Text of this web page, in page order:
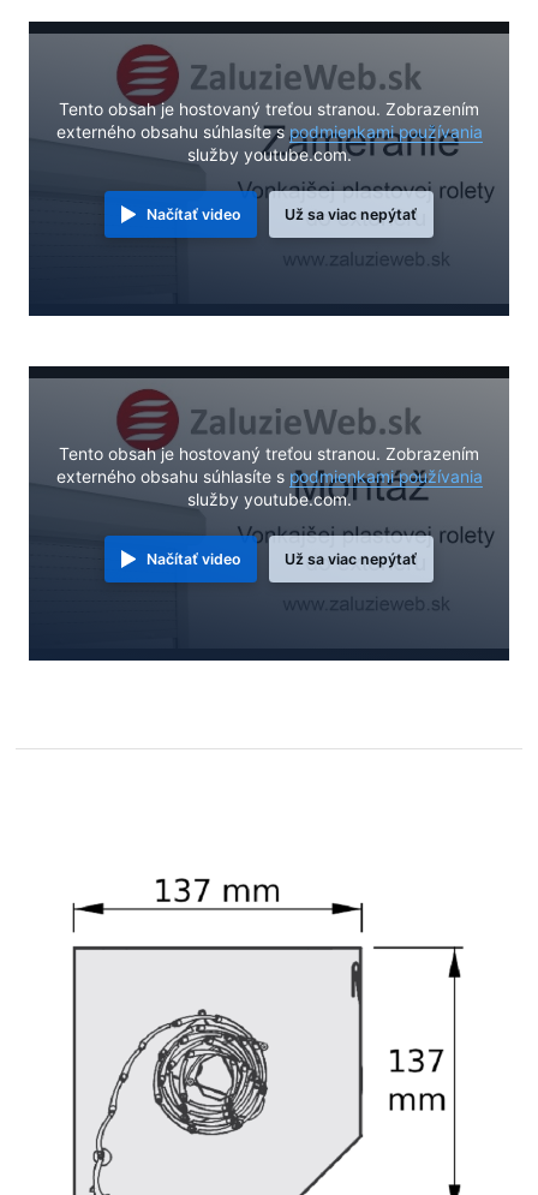
Tento obsah je hostovaný treťou stranou. Zobrazením
externého obsahu súhlasíte s podmienkami používania
služby youtube.com.
Načítať video Už sa viac nepýtať
Tento obsah je hostovaný treťou stranou. Zobrazením
externého obsahu súhlasíte s podmienkami používania
služby youtube.com.
Načítať video Už sa viac nepýtať